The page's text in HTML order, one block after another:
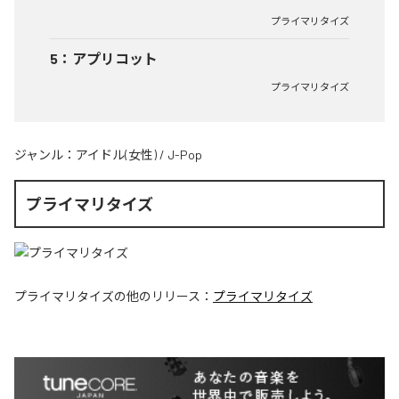
プライマリタイズ
5 ： アプリコット
プライマリタイズ
ジャンル： アイドル(女性) / J-Pop
プライマリタイズ
プライマリタイズの他のリリース： プライマリタイズ